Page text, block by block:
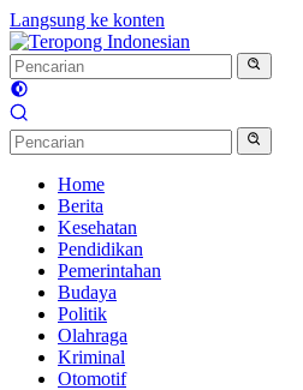
Langsung ke konten
Home
Berita
Kesehatan
Pendidikan
Pemerintahan
Budaya
Politik
Olahraga
Kriminal
Otomotif